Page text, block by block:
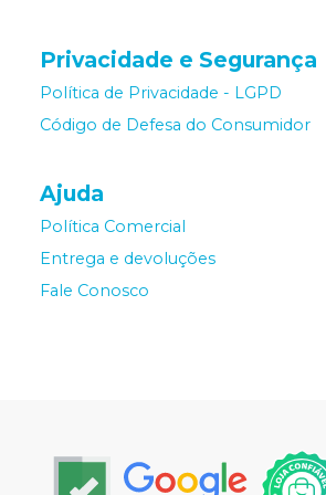
Privacidade e Segurança
Política de Privacidade - LGPD
Código de Defesa do Consumidor
Ajuda
Política Comercial
Entrega e devoluções
Fale Conosco